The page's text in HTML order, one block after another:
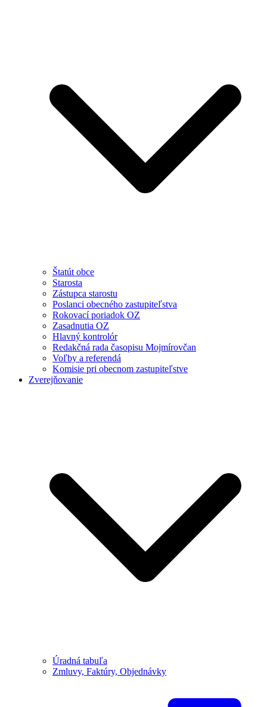
Štatút obce
Starosta
Zástupca starostu
Poslanci obecného zastupiteľstva
Rokovací poriadok OZ
Zasadnutia OZ
Hlavný kontrolór
Redakčná rada časopisu Mojmírovčan
Voľby a referendá
Komisie pri obecnom zastupiteľstve
Zverejňovanie
Úradná tabuľa
Zmluvy, Faktúry, Objednávky